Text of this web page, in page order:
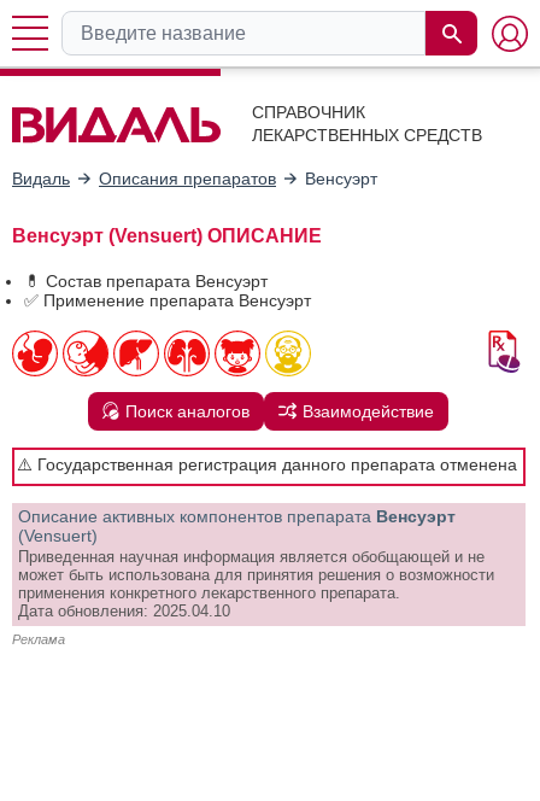
СПРАВОЧНИК
ЛЕКАРСТВЕННЫХ СРЕДСТВ
Видаль Описания препаратов Венсуэрт
Венсуэрт (Vensuert) ОПИСАНИЕ
💊 Состав препарата Венсуэрт
✅ Применение препарата Венсуэрт
Поиск аналогов Взаимодействие
⚠️ Государственная регистрация данного препарата отменена
Описание активных компонентов препарата Венсуэрт
(Vensuert)
Приведенная научная информация является обобщающей и не
может быть использована для принятия решения о возможности
применения конкретного лекарственного препарата.
Дата обновления: 2025.04.10
Реклама